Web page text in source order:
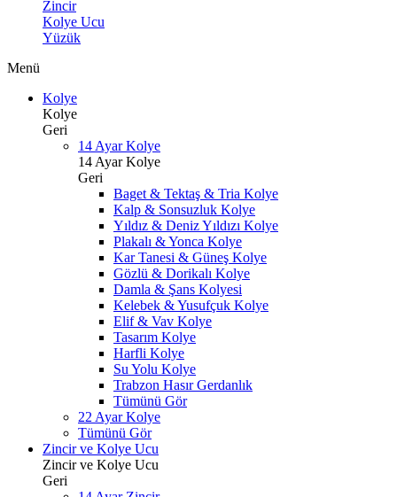
Zincir
Kolye Ucu
Yüzük
Menü
Kolye
Kolye
Geri
14 Ayar Kolye
14 Ayar Kolye
Geri
Baget & Tektaş & Tria Kolye
Kalp & Sonsuzluk Kolye
Yıldız & Deniz Yıldızı Kolye
Plakalı & Yonca Kolye
Kar Tanesi & Güneş Kolye
Gözlü & Dorikalı Kolye
Damla & Şans Kolyesi
Kelebek & Yusufçuk Kolye
Elif & Vav Kolye
Tasarım Kolye
Harfli Kolye
Su Yolu Kolye
Trabzon Hasır Gerdanlık
Tümünü Gör
22 Ayar Kolye
Tümünü Gör
Zincir ve Kolye Ucu
Zincir ve Kolye Ucu
Geri